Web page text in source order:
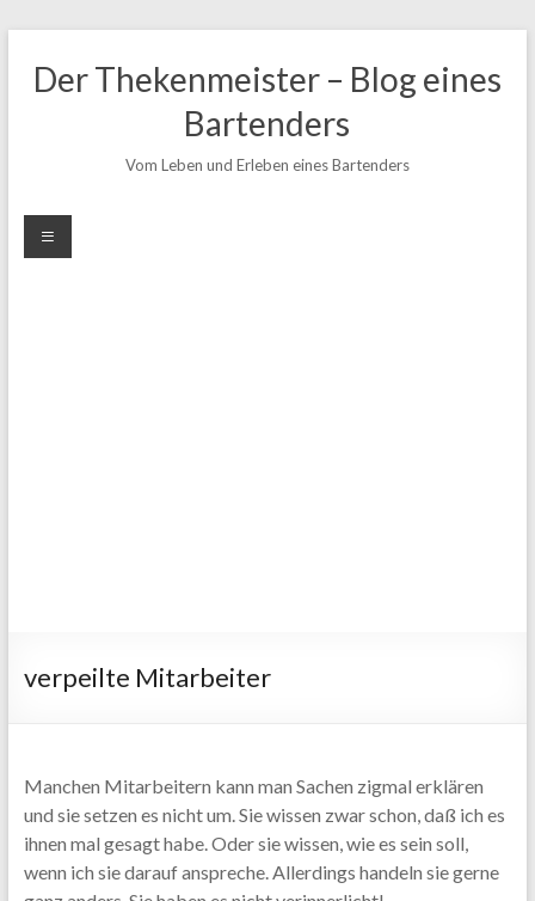
Inhalt
springen
Der Thekenmeister – Blog eines
Bartenders
Vom Leben und Erleben eines Bartenders
verpeilte Mitarbeiter
Manchen Mitarbeitern kann man Sachen zigmal erklären
und sie setzen es nicht um. Sie wissen zwar schon, daß ich es
ihnen mal gesagt habe. Oder sie wissen, wie es sein soll,
wenn ich sie darauf anspreche. Allerdings handeln sie gerne